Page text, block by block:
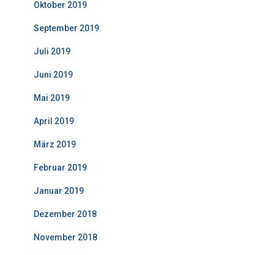
Oktober 2019
September 2019
Juli 2019
Juni 2019
Mai 2019
April 2019
März 2019
Februar 2019
Januar 2019
Dezember 2018
November 2018